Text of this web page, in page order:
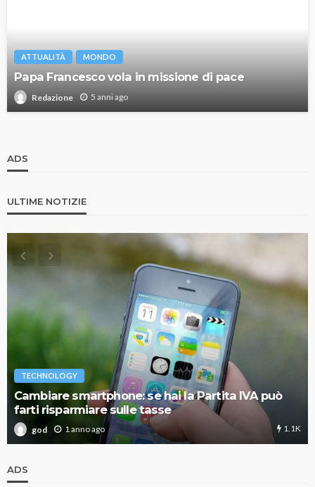
ATTUALITÀ MONDO
Papa Francesco vola in missione di pace
Redazione 5 anni ago
ADS
ULTIME NOTIZIE
TECHNOLOGY
Cambiare smartphone: se hai la Partita IVA può
farti risparmiare sulle tasse
god 1 anno ago 1.1K
ADS